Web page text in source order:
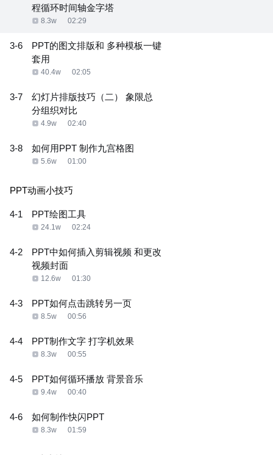
程循环时间轴金字塔
8.3w 02:29
3-6
PPT的图文排版和 多种模板一键
套用
40.4w 02:05
3-7
幻灯片排版技巧（二） 象限总
分组织对比
4.9w 02:40
3-8 如何用PPT 制作九宫格图
5.6w 01:00
PPT动画小技巧
4-1 PPT绘图工具
24.1w 02:24
4-2
PPT中如何插入剪辑视频 和更改
视频封面
12.6w 01:30
4-3 PPT如何点击跳转另一页
8.5w 00:56
4-4 PPT制作文字 打字机效果
8.3w 00:55
4-5 PPT如何循环播放 背景音乐
9.4w 00:40
4-6 如何制作快闪PPT
8.3w 01:59